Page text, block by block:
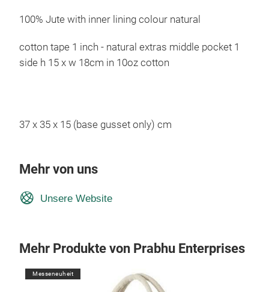
100% Jute with inner lining colour natural
cotton tape 1 inch - natural extras middle pocket 1
side h 15 x w 18cm in 10oz cotton
37 x 35 x 15 (base gusset only) cm
Mehr von uns
Unsere Website
Mehr Produkte von Prabhu Enterprises
Messeneuheit